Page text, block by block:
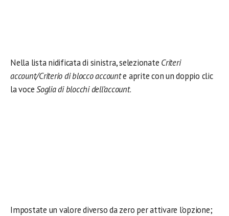
Nella lista nidificata di sinistra, selezionate Criteri
account/Criterio di blocco accounte aprite con un doppio clic
la voceSoglia di blocchi dell’account.
Impostate un valore diverso da zero per attivare l’opzione;